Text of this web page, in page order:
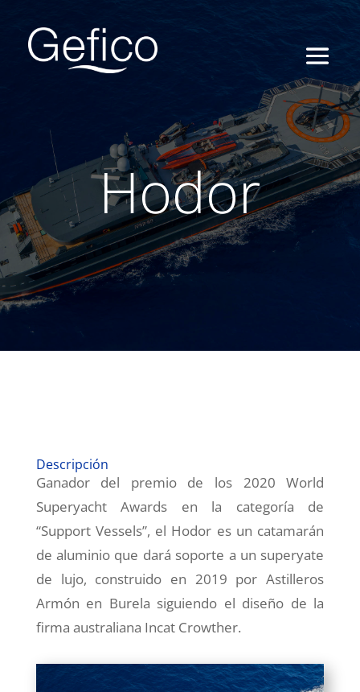
Hodor
Descripción
Ganador del premio de los 2020 World
Superyacht Awards en la categoría de
“Support Vessels”, el Hodor es un catamarán
de aluminio que dará soporte a un superyate
de lujo, construido en 2019 por Astilleros
Armón en Burela siguiendo el diseño de la
firma australiana Incat Crowther.